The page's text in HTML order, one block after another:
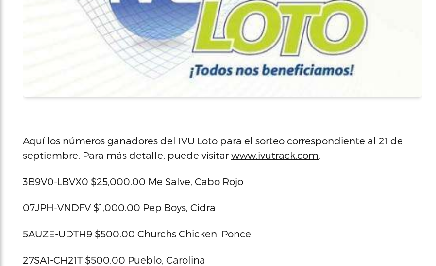
Aquí los números ganadores del IVU Loto para el sorteo correspondiente al 21 de
septiembre. Para más detalle, puede visitarwww.ivutrack.com.
3B9V0-LBVX0 $25,000.00 Me Salve, Cabo Rojo
07JPH-VNDFV $1,000.00 Pep Boys, Cidra
5AUZE-UDTH9 $500.00 Churchs Chicken, Ponce
27SA1-CH21T $500.00 Pueblo, Carolina